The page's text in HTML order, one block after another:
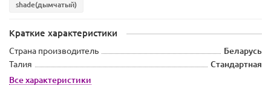
shade(дымчатый)
Краткие характеристики
Страна производитель
Беларусь
Талия
Стандартная
Все характеристики